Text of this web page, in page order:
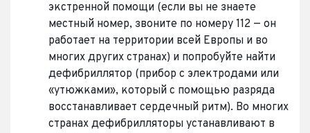
экстренной помощи (если вы не знаете
местный номер, звоните по номеру 112 — он
работает на территории всей Европы и во
многих других странах) и попробуйте найти
дефибриллятор (прибор с электродами или
«утюжками», который с помощью разряда
восстанавливает сердечный ритм). Во многих
странах дефибрилляторы устанавливают в